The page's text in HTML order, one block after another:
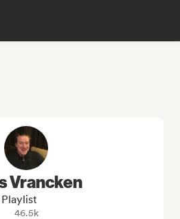
Vrancken
Playlist
46.5k